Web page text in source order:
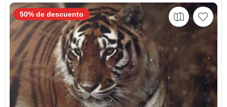
50% de descuento